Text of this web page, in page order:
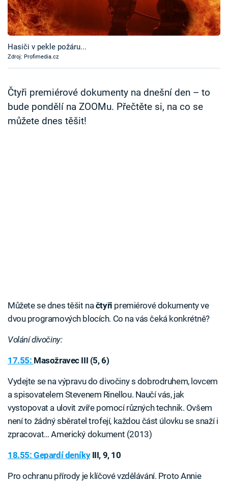
Časopis
Sledujte prima+
Sledujte nás
Hasiči v pekle požáru...
Zdroj: Profimedia.cz
Čtyři premiérové dokumenty na dnešní den – to
bude pondělí na ZOOMu. Přečtěte si, na co se
můžete dnes těšit!
Můžete se dnes těšit načtyři premiérové dokumenty ve
dvou programových blocích. Co na vás čeká konkrétně?
Volání divočiny:
17.55: Masožravec III (5, 6)
Vydejte se na výpravu do divočiny s dobrodruhem, lovcem
a spisovatelem Stevenem Rinellou. Naučí vás, jak
vystopovat a ulovit zvíře pomocí různých technik. Ovšem
není to žádný sběratel trofejí, každou část úlovku se snaží i
zpracovat… Americký dokument (2013)
18.55: Gepardí deníkyIII, 9, 10
Pro ochranu přírody je klíčové vzdělávání. Proto Annie